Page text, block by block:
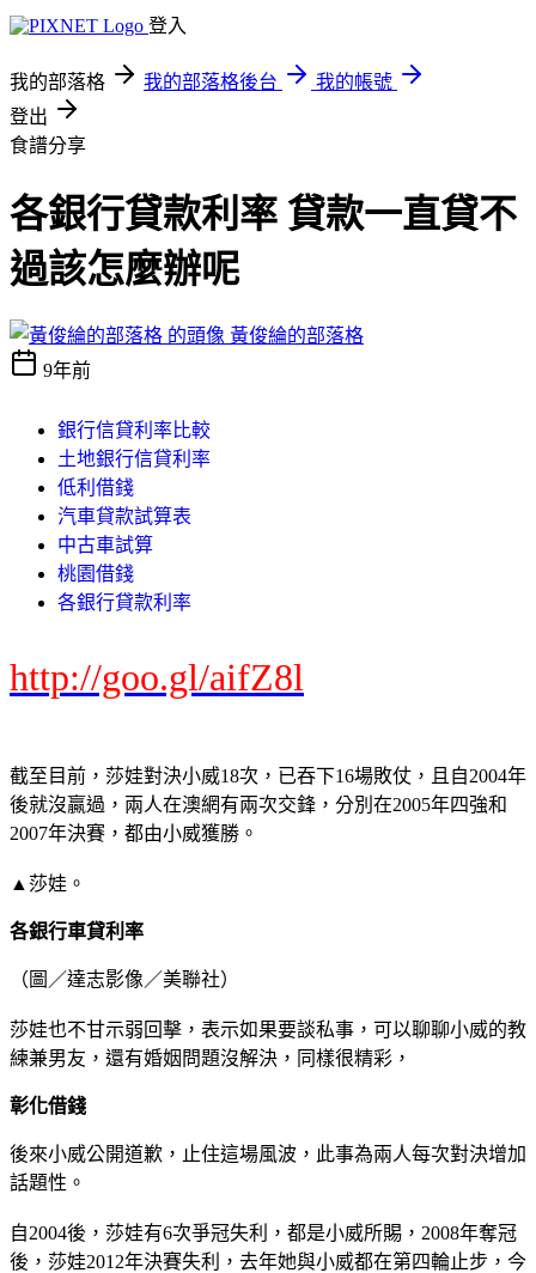
登入
我的部落格 我的部落格後台
我的帳號
登出
食譜分享
各銀行貸款利率 貸款一直貸不
過該怎麼辦呢
黃俊綸的部落格
9年前
銀行信貸利率比較
土地銀行信貸利率
低利借錢
汽車貸款試算表
中古車試算
桃園借錢
各銀行貸款利率
http://goo.gl/aifZ8l
截至目前，莎娃對決小威18次，已吞下16場敗仗，且自2004年
後就沒贏過，兩人在澳網有兩次交鋒，分別在2005年四強和
2007年決賽，都由小威獲勝。
▲莎娃。
各銀行車貸利率
（圖／達志影像／美聯社）
莎娃也不甘示弱回擊，表示如果要談私事，可以聊聊小威的教
練兼男友，還有婚姻問題沒解決，同樣很精彩，
彰化借錢
後來小威公開道歉，止住這場風波，此事為兩人每次對決增加
話題性。
自2004後，莎娃有6次爭冠失利，都是小威所賜，2008年奪冠
後，莎娃2012年決賽失利，去年她與小威都在第四輪止步，今